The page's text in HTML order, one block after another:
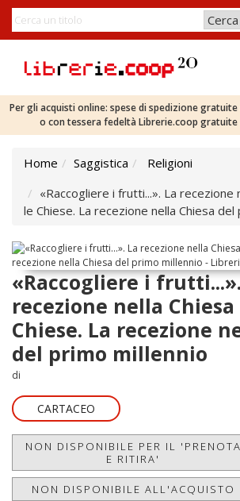
Per gli acquisti online: spese di spedizione gratuite
o con tessera fedeltà Librerie.coop gratuite
Home Saggistica
Religioni
«Raccogliere i frutti...». La recezione
le Chiese. La recezione nella Chiesa del
«Raccogliere i
recezione nella
Chiese. La recezione
del primo millennio
di
CARTACEO
NON DISPONIBILE PER IL 'PRENOTA
E RITIRA'
NON DISPONIBILE ALL'ACQUISTO